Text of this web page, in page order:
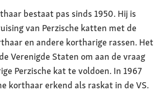
bestaat pas sinds 1950. Hij is
van Perzische katten met de
en andere kortharige rassen. Het
Verenigde Staten om aan de vraag
Perzische kat te voldoen. In 1967
korthaar erkend als raskat in de VS.